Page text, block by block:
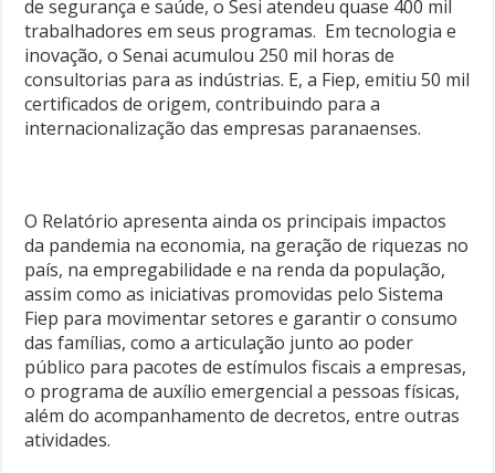
de segurança e saúde, o Sesi atendeu quase 400 mil
trabalhadores em seus programas. Em tecnologia e
inovação, o Senai acumulou 250 mil horas de
consultorias para as indústrias. E, a Fiep, emitiu 50 mil
certificados de origem, contribuindo para a
internacionalização das empresas paranaenses.
O Relatório apresenta ainda os principais impactos
da pandemia na economia, na geração de riquezas no
país, na empregabilidade e na renda da população,
assim como as iniciativas promovidas pelo Sistema
Fiep para movimentar setores e garantir o consumo
das famílias, como a articulação junto ao poder
público para pacotes de estímulos fiscais a empresas,
o programa de auxílio emergencial a pessoas físicas,
além do acompanhamento de decretos, entre outras
atividades.